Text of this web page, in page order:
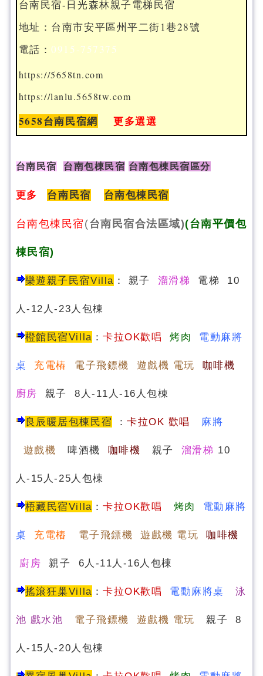
台南民宿-日光森林親子電梯民宿
地址：台南市安平區州平二街1巷28號
電話：0915-757375
https://5658tn.com
https://lanlu.5658tw.com
5658台南民宿網 更多選選
台南民宿 台南包棟民宿 台南包棟民宿區分
更多 台南民宿 台南包棟民宿
台南包棟民宿 (台南民宿合法區域)(台南平價包
棟民宿)
樂遊親子民宿Villa ： 親子 溜滑梯 電梯 10
人-12人-23人包棟
橙館民宿Villa ：卡拉OK歡唱 烤肉 電動麻將
桌 充電樁 電子飛鏢機 遊戲機 電玩 咖啡機
廚房 親子 8人-11人-16人包棟
良辰暖居包棟民宿 ：卡拉OK 歡唱 麻將
遊戲機 啤酒機 咖啡機 親子 溜滑梯 10
人-15人-25人包棟
梧藏民宿Villa ：卡拉OK歡唱 烤肉 電動麻將
桌 充電樁 電子飛鏢機 遊戲機 電玩 咖啡機
廚房 親子 6人-11人-16人包棟
搖滾狂巢Villa ：卡拉OK歡唱 電動麻將桌 泳
池 戲水池 電子飛鏢機 遊戲機 電玩 親子 8
人-15人-20人包棟